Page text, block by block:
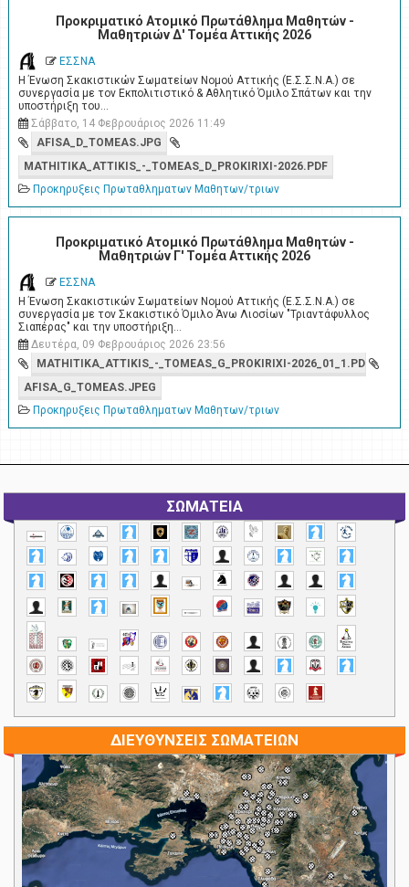
Προκριματικό Ατομικό Πρωτάθλημα Μαθητών -
Μαθητριών Δ' Τομέα Αττικής 2026
ΕΣΣΝΑ
Η Ένωση Σκακιστικών Σωματείων Νομού Αττικής (Ε.Σ.Σ.Ν.Α.) σε
συνεργασία με τον Εκπολιτιστικό & Αθλητικό Όμιλο Σπάτων και την
υποστήριξη του…
Σάββατο, 14 Φεβρουάριος 2026 11:49
AFISA_D_TOMEAS.JPG
MATHITIKA_ATTIKIS_-_TOMEAS_D_PROKIRIXI-2026.PDF
Προκηρυξεις Πρωταθληματων Μαθητων/τριων
Προκριματικό Ατομικό Πρωτάθλημα Μαθητών -
Μαθητριών Γ' Τομέα Αττικής 2026
ΕΣΣΝΑ
Η Ένωση Σκακιστικών Σωματείων Νομού Αττικής (Ε.Σ.Σ.Ν.Α.) σε
συνεργασία με τον Σκακιστικό Όμιλο Άνω Λιοσίων "Τριαντάφυλλος
Σιαπέρας" και την υποστήριξη…
Δευτέρα, 09 Φεβρουάριος 2026 23:56
MATHITIKA_ATTIKIS_-_TOMEAS_G_PROKIRIXI-2026_01_1.PDF
AFISA_G_TOMEAS.JPEG
Προκηρυξεις Πρωταθληματων Μαθητων/τριων
ΣΩΜΑΤΕΙΑ
ΔΙΕΥΘΥΝΣΕΙΣ ΣΩΜΑΤΕΙΩΝ